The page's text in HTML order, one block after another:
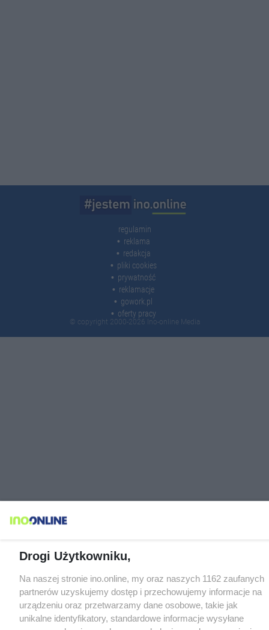
regulamin
reklama
redakcja
pliki cookies
prywatność
reklamacje
gowork.pl
oferty pracy
© copyright 2000-2026 Ino-online Media
Drogi Użytkowniku,
Na naszej stronie ino.online, my oraz naszych 1162 zaufanych
partnerów uzyskujemy dostęp i przechowujemy informacje na
urządzeniu oraz przetwarzamy dane osobowe, takie jak
unikalne identyfikatory, standardowe informacje wysyłane